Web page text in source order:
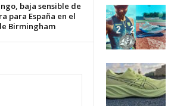
baja sensible de
para España en el
Birmingham